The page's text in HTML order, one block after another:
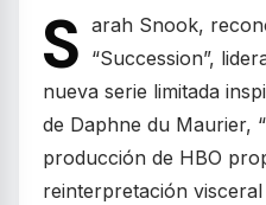
S arah Snook,
“Succession”,
nueva serie limitada
de Daphne du Maurier,
producción de HBO
reinterpretación